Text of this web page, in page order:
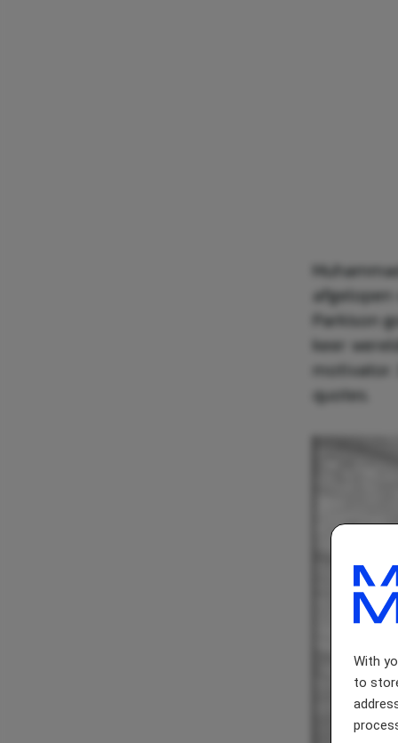
With
to
Parkison
keer
quotes.